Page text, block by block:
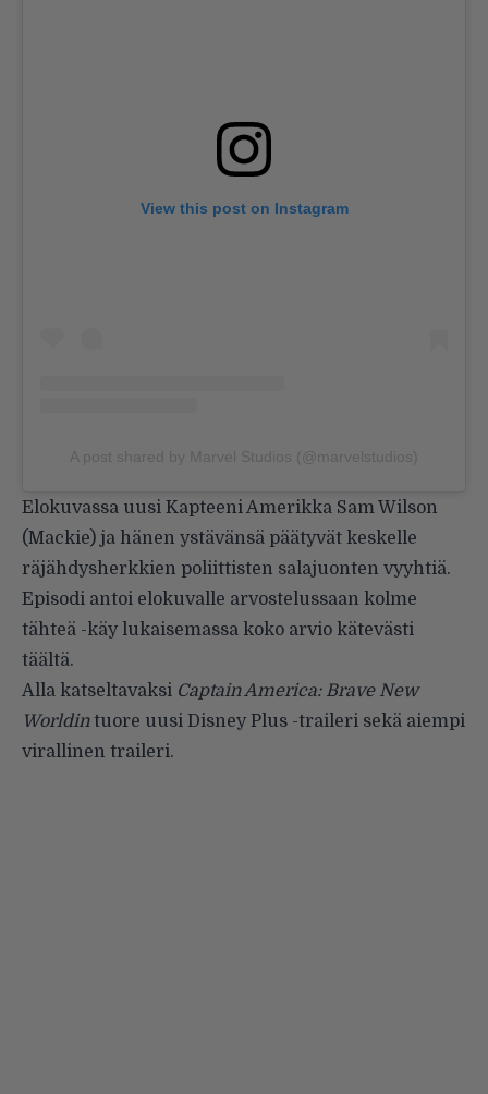
View this post on Instagram
A post shared by Marvel Studios (@marvelstudios)
Elokuvassa uusi Kapteeni Amerikka Sam Wilson
(Mackie) ja hänen ystävänsä päätyvät keskelle
räjähdysherkkien poliittisten salajuonten vyyhtiä.
Episodi antoi elokuvalle arvostelussaan kolme
tähteä -käy lukaisemassa koko arvio kätevästi
täältä.
Alla katseltavaksi Captain America: Brave New
Worldintuore uusi Disney Plus -traileri sekä aiempi
virallinen traileri.